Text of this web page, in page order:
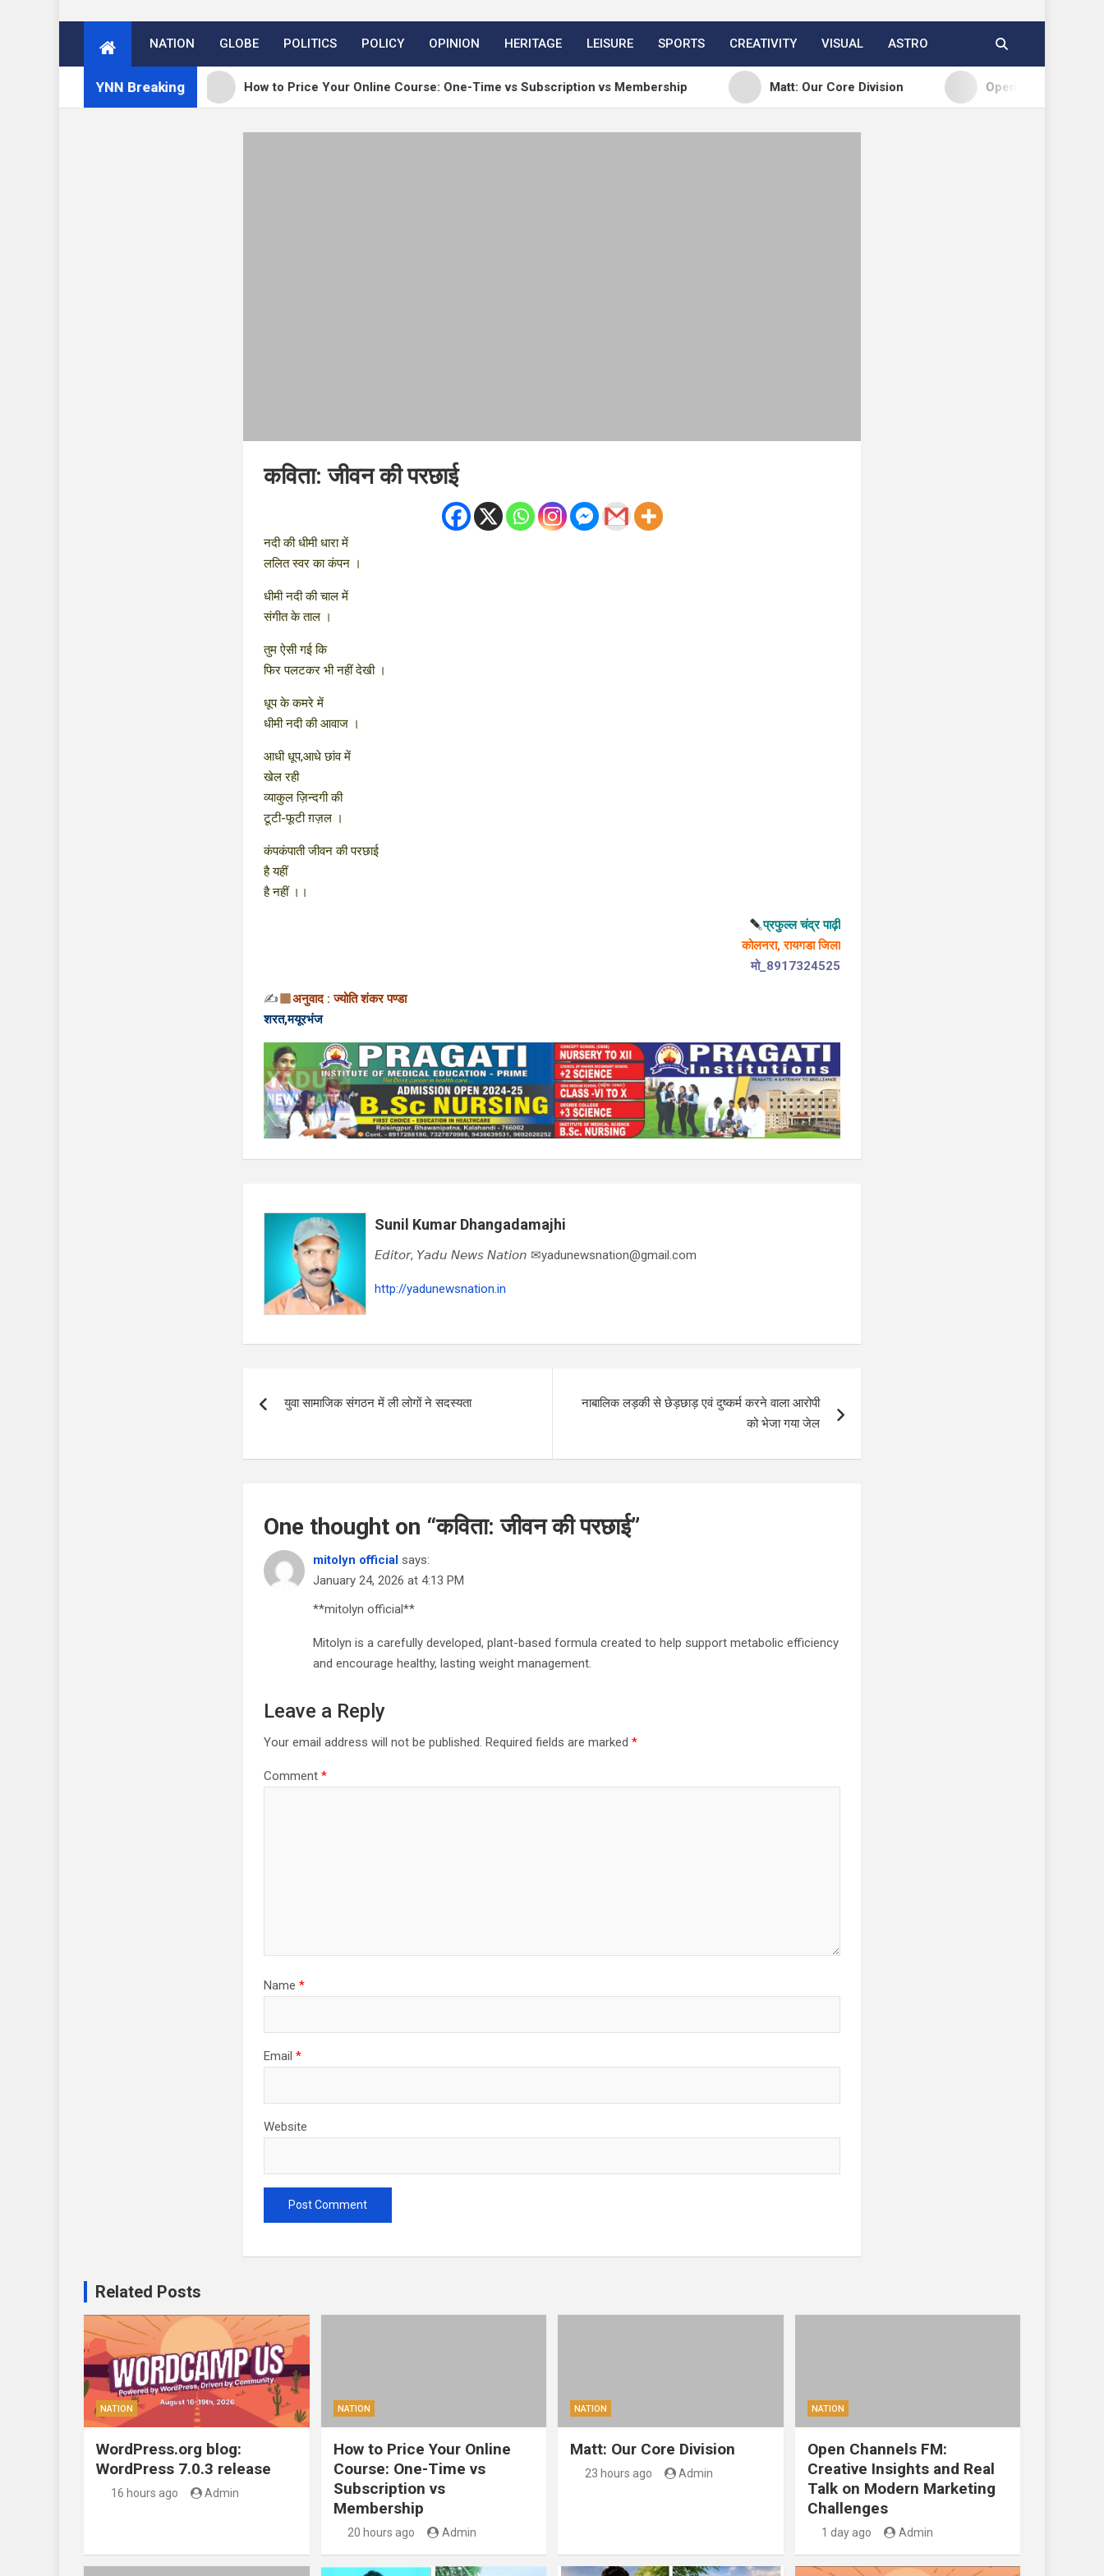
NATION GLOBE POLITICS POLICY OPINION HERITAGE LEISURE SPORTS CREATIVITY VISUAL ASTRO
YNN Breaking
7.0.3 release How to Price Your Online Course: One-Time vs Subscription vs Membership Matt: Our Core Division Open Channels FM: Creative
कविता: जीवन की परछाई
नदी की धीमी धारा में
ललित स्वर का कंपन ।
धीमी नदी की चाल में
संगीत के ताल ।
तुम ऐसी गई कि
फिर पलटकर भी नहीं देखी ।
धूप के कमरे में
धीमी नदी की आवाज ।
आधी धूप,आधे छांव में
खेल रही
व्याकुल ज़िन्दगी की
टूटी-फूटी ग़ज़ल ।
कंपकंपाती जीवन की‌ परछाई
है यहीं
है नहीं ।‌।
प्रफुल्ल चंद्र पाढ़ी
कोलनरा, रायगडा जिला
मो_8917324525
✍
अनुवाद : ज्योति शंकर पण्डा
शरत,मयूरभंज
Sunil Kumar Dhangadamajhi
𝘌𝘥𝘪𝘵𝘰𝘳, 𝘠𝘢𝘥𝘶 𝘕𝘦𝘸𝘴 𝘕𝘢𝘵𝘪𝘰𝘯 ✉yadunewsnation@gmail.com
http://yadunewsnation.in
navigation
युवा सामाजिक संगठन में ली लोगों ने सदस्यता
नाबालिक लड़की से छेड़छाड़ एवं दुष्कर्म करने वाला आरोपी
को भेजा गया जेल
One thought on “कविता: जीवन की परछाई”
mitolyn official says:
January 24, 2026 at 4:13 PM
**mitolyn official**
Mitolyn is a carefully developed, plant-based formula created to help support metabolic efficiency
and encourage healthy, lasting weight management.
Leave a Reply
Your email address will not be published. Required fields are marked *
Comment *
Name *
Email *
Website
Related Posts
NATION
WordPress.org blog:
WordPress 7.0.3 release
16 hours ago Admin
NATION
How to Price Your Online
Course: One-Time vs
Subscription vs
Membership
20 hours ago Admin
NATION
Matt: Our Core Division
23 hours ago Admin
NATION
Open Channels FM:
Creative Insights and Real
Talk on Modern Marketing
Challenges
1 day ago Admin